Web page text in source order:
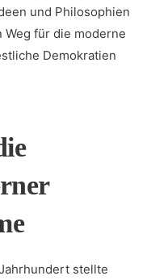
und Philosophien
für die⁣ moderne
Demokratien
stellte